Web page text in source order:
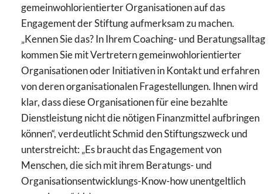
gemeinwohlorientierter Organisationen auf das
Engagement der Stiftung aufmerksam zu machen.
„Kennen Sie das? In Ihrem Coaching- und Beratungsalltag
kommen Sie mit Vertretern gemeinwohlorientierter
Organisationen oder Initiativen in Kontakt und erfahren
von deren organisationalen Fragestellungen. Ihnen wird
klar, dass diese Organisationen für eine bezahlte
Dienstleistung nicht die nötigen Finanzmittel aufbringen
können“, verdeutlicht Schmid den Stiftungszweck und
unterstreicht: „Es braucht das Engagement von
Menschen, die sich mit ihrem Beratungs- und
Organisationsentwicklungs-Know-how unentgeltlich